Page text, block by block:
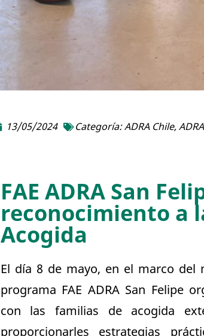
13/05/2024 Categoría:ADRA Chile,
FAE ADRA San
reconocimiento a
Acogida
El día 8 de mayo, en el marco del
programa FAE ADRA San Felipe
con las familias de acogida
proporcionarles estrategias